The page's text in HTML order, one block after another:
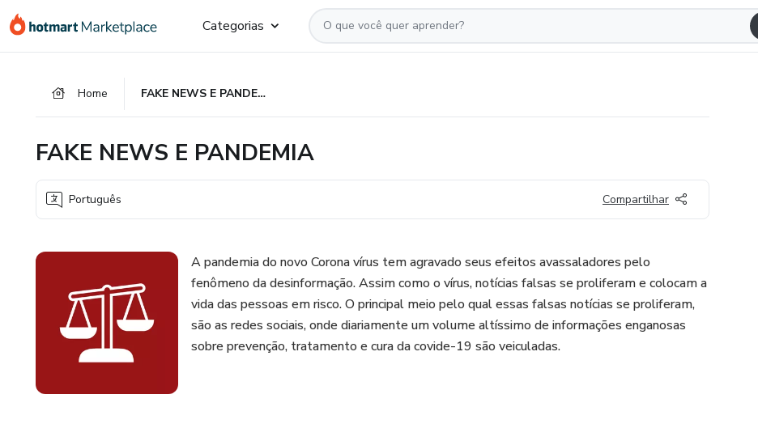
para
para
para
Categorias
Home FAKE NEWS E PANDEMIA
FAKE NEWS E PANDEMIA
Português Compartilhar
A pandemia do novo Corona vírus tem agravado seus efeitos avassaladores pelo
fenômeno da desinformação. Assim como o vírus, notícias falsas se proliferam e colocam a
vida das pessoas em risco. O principal meio pelo qual essas falsas notícias se proliferam,
são as redes sociais, onde diariamente um volume altíssimo de informações enganosas
sobre prevenção, tratamento e cura da covide-19 são veiculadas.